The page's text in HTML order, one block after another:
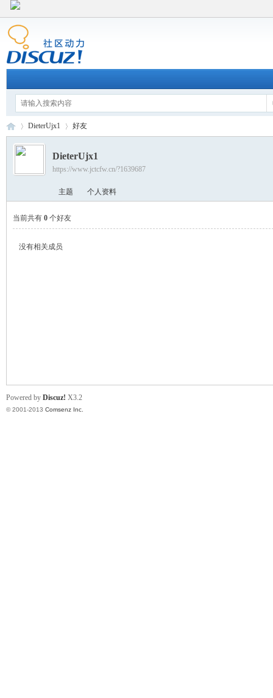
›
DieterUjx1 好友
DieterUjx1
https://www.jctcfw.cn/?1639687
主题 个人资料
当前共有 0个好友
没有相关成员
Powered by Discuz! X3.2
© 2001-2013 Comsenz Inc.